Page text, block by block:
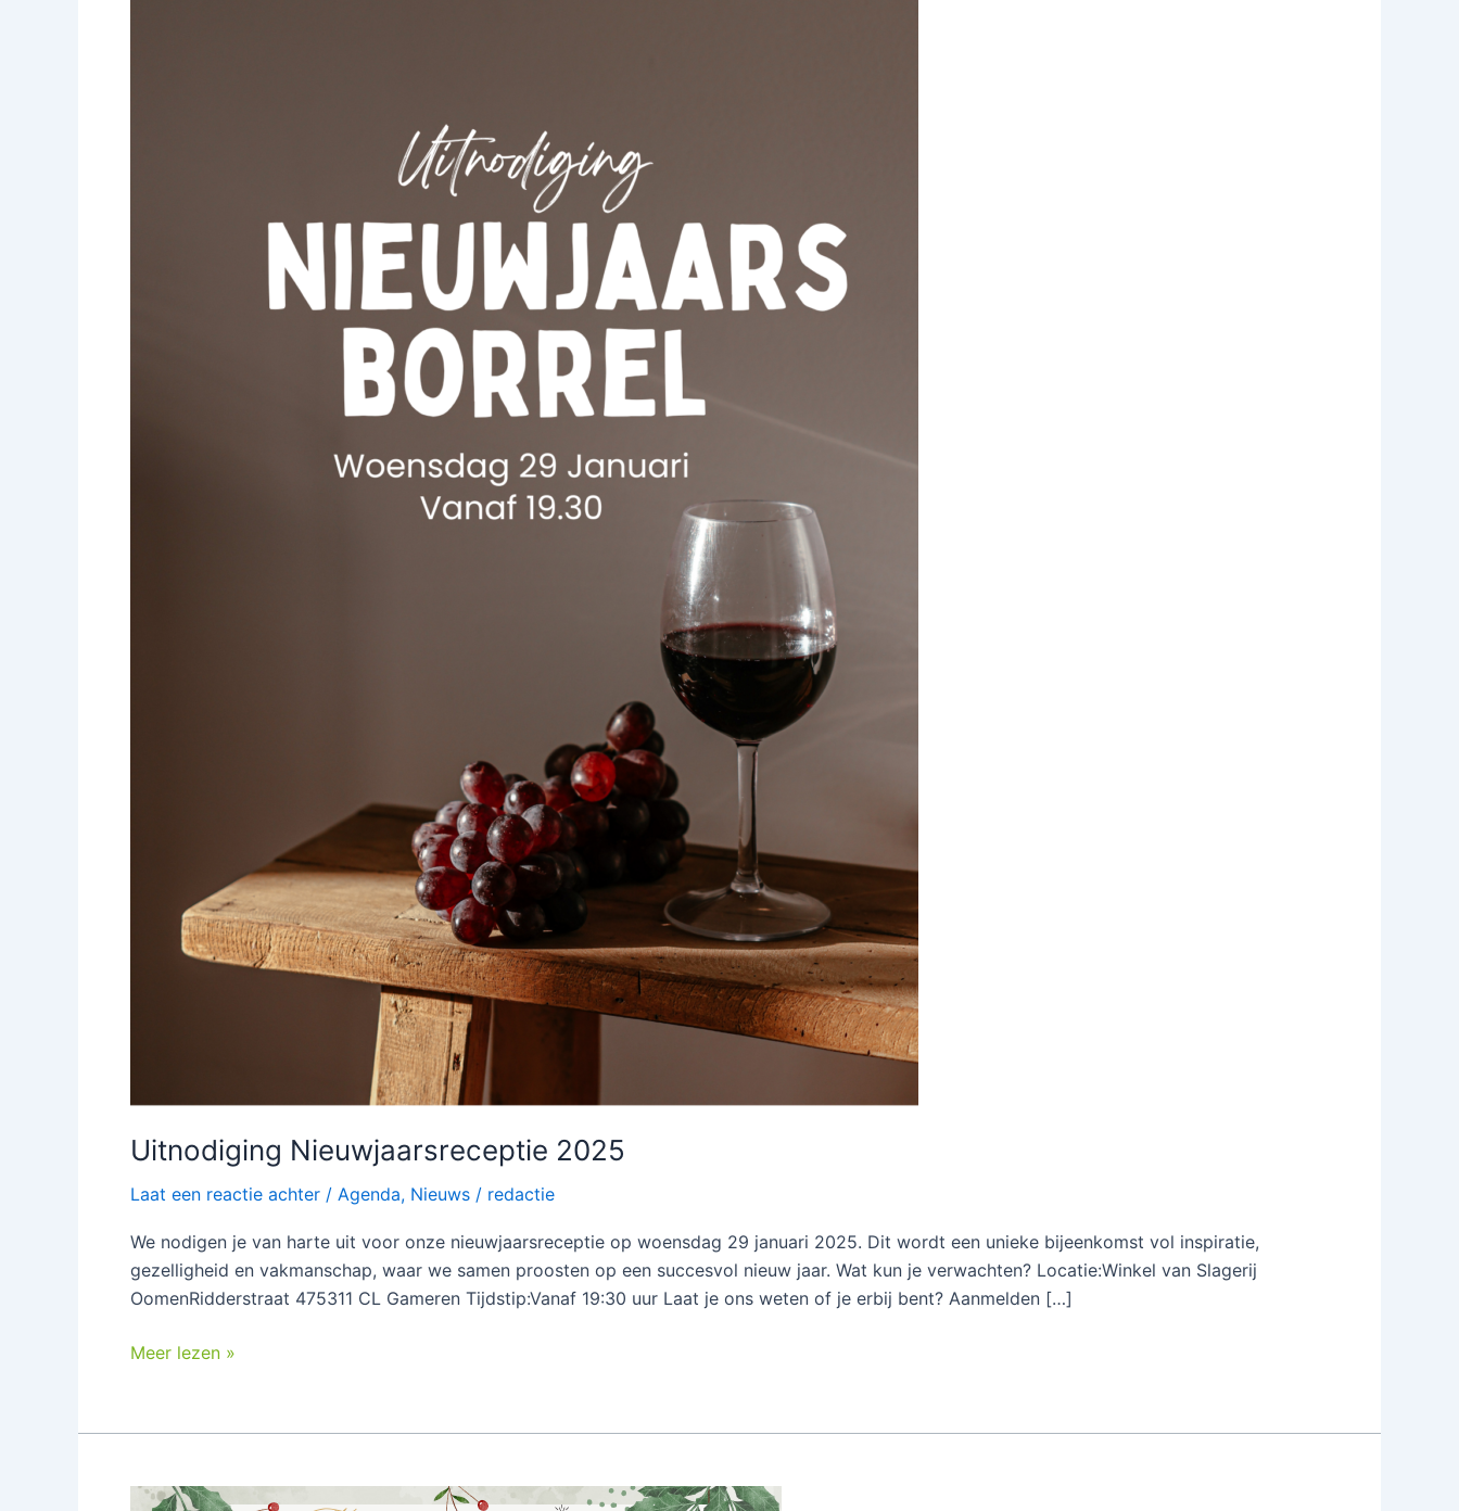
Uitnodiging Nieuwjaarsreceptie 2025
Laat een reactie achter / Agenda, Nieuws / redactie
We nodigen je van harte uit voor onze nieuwjaarsreceptie op woensdag 29 januari 2025. Dit wordt een unieke bijeenkomst vol inspiratie,
gezelligheid en vakmanschap, waar we samen proosten op een succesvol nieuw jaar. Wat kun je verwachten? Locatie:Winkel van Slagerij
OomenRidderstraat 475311 CL Gameren Tijdstip:Vanaf 19:30 uur Laat je ons weten of je erbij bent? Aanmelden […]
Meer lezen »
Beste